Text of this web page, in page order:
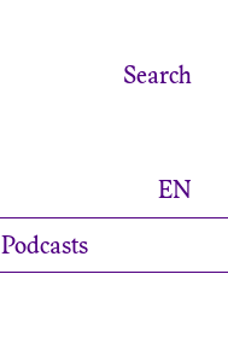
Search
EN
Podcasts